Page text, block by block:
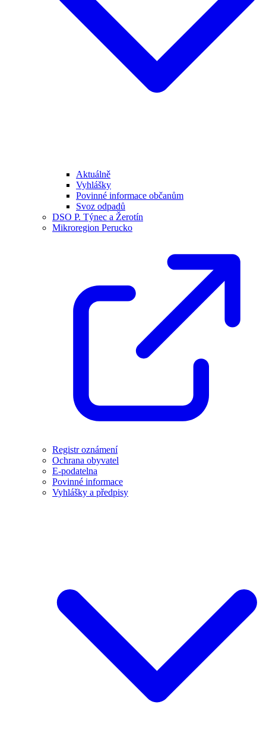
Aktuálně
Vyhlášky
Povinné informace občanům
Svoz odpadů
DSO P. Týnec a Žerotín
Mikroregion Perucko
Registr oznámení
Ochrana obyvatel
E-podatelna
Povinné informace
Vyhlášky a předpisy